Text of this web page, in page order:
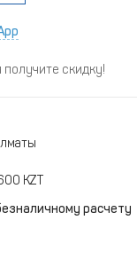
скидку!
KZT
расчету